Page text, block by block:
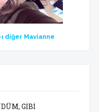
diğer Mavianne
GİBİ